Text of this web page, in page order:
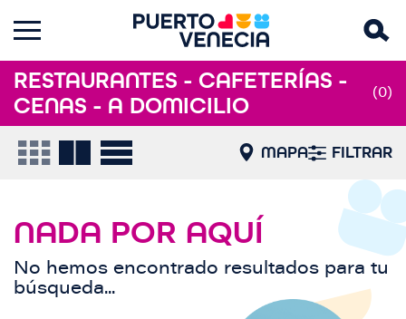
RESTAURANTES - CAFETERÍAS -
CENAS - A DOMICILIO
(0)
MAPA FILTRAR
NADA POR AQUÍ
No hemos encontrado resultados para tu
búsqueda...